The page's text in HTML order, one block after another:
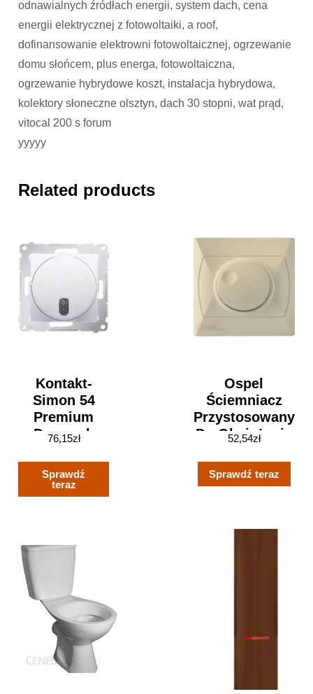
odnawialnych źródłach energii, system dach, cena
energii elektrycznej z fotowoltaiki, a roof,
dofinansowanie elektrowni fotowoltaicznej, ogrzewanie
domu słońcem, plus energa, fotowoltaiczna,
ogrzewanie hybrydowe koszt, instalacja hybrydowa,
kolektory słoneczne olsztyn, dach 30 stopni, wat prąd,
vitocal 200 s forum
yyyyy
Related products
Kontakt-
Simon 54
Premium
Dzwonek
8–12V Biały
(DDT1.01/11)
76,15zł
Sprawdź
teraz
Ospel
Ściemniacz
Przystosowany
Do Obciążenia
AKCENT ŁP-
8AA/01
52,54zł
Sprawdź teraz